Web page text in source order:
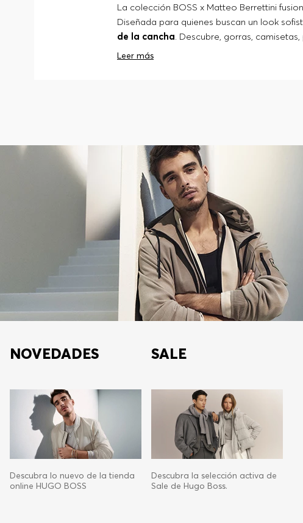
La colección BOSS x Matteo Berrettini
Diseñada para quienes buscan un look
de la cancha . Descubre, gorras,
diseño que refleja la elegancia deportiva de
Leer más
NOVEDADES
Descubra lo nuevo de la tienda
online HUGO BOSS
SALE
Descubra la selección activa de
Sale de Hugo Boss.